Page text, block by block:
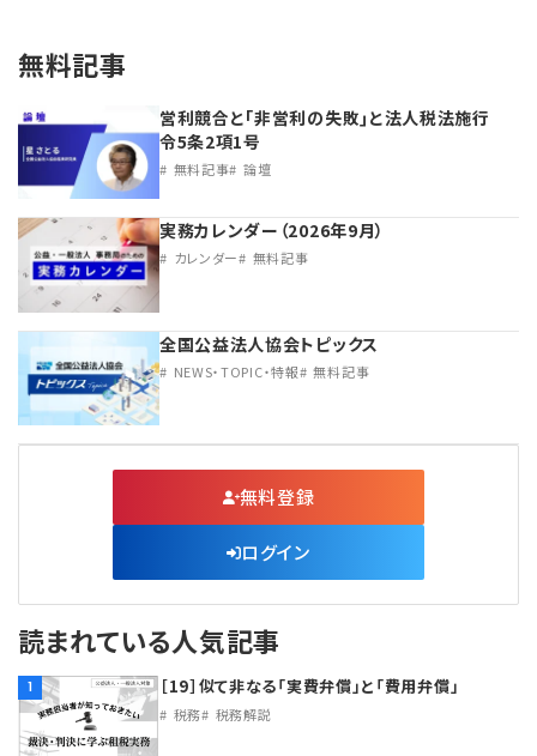
無料記事
営利競合と｢非営利の失敗｣と法人税法施行
令5条2項1号
無料記事 論壇
実務カレンダー（2026年9月）
カレンダー 無料記事
全国公益法人協会トピックス
NEWS・TOPIC・特報 無料記事
無料登録
ログイン
読まれている人気記事
1 ［19］似て非なる「実費弁償」と「費用弁償」
税務 税務解説